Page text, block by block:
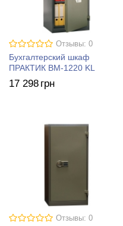
Отзывы: 0
Бухгалтерский шкаф
ПРАКТИК BM-1220 KL
17 298 грн
Отзывы: 0